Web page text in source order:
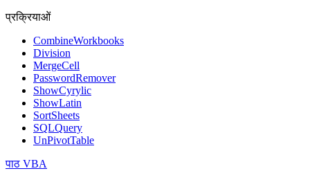
प्रक्रियाओं
CombineWorkbooks
Division
MergeCell
PasswordRemover
ShowCyrylic
ShowLatin
SortSheets
SQLQuery
UnPivotTable
पाठ VBA